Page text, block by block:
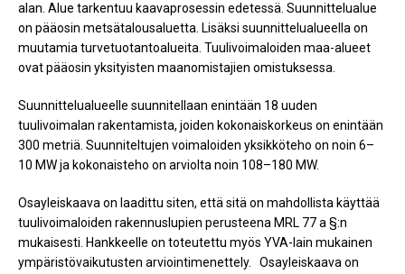
alan. Alue tarkentuu kaavaprosessin edetessä. Suunnittelualue
on pääosin metsätalousaluetta. Lisäksi suunnittelualueella on
muutamia turvetuotantoalueita. Tuulivoimaloiden maa-alueet
ovat pääosin yksityisten maanomistajien omistuksessa.
Suunnittelualueelle suunnitellaan enintään 18 uuden
tuulivoimalan rakentamista, joiden kokonaiskorkeus on enintään
300 metriä. Suunniteltujen voimaloiden yksikköteho on noin 6–
10 MW ja kokonaisteho on arviolta noin 108–180 MW.
Osayleiskaava on laadittu siten, että sitä on mahdollista käyttää
tuulivoimaloiden rakennuslupien perusteena MRL 77 a §:n
mukaisesti. Hankkeelle on toteutettu myös YVA-lain mukainen
ympäristövaikutusten arviointimenettely. Osayleiskaava on